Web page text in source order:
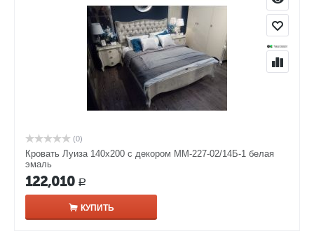
(0)
Кровать Луиза 140х200 с декором ММ-227-02/14Б-1 белая
эмаль
122,010 Р
КУПИТЬ